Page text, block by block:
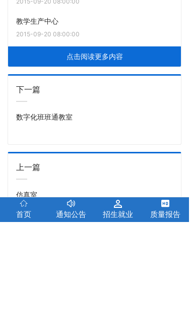
教学生产中心
2015-09-20 08:00:00
点击阅读更多内容
下一篇
数字化班班通教室
上一篇
仿真室
首页 通知公告 招生就业 质量报告